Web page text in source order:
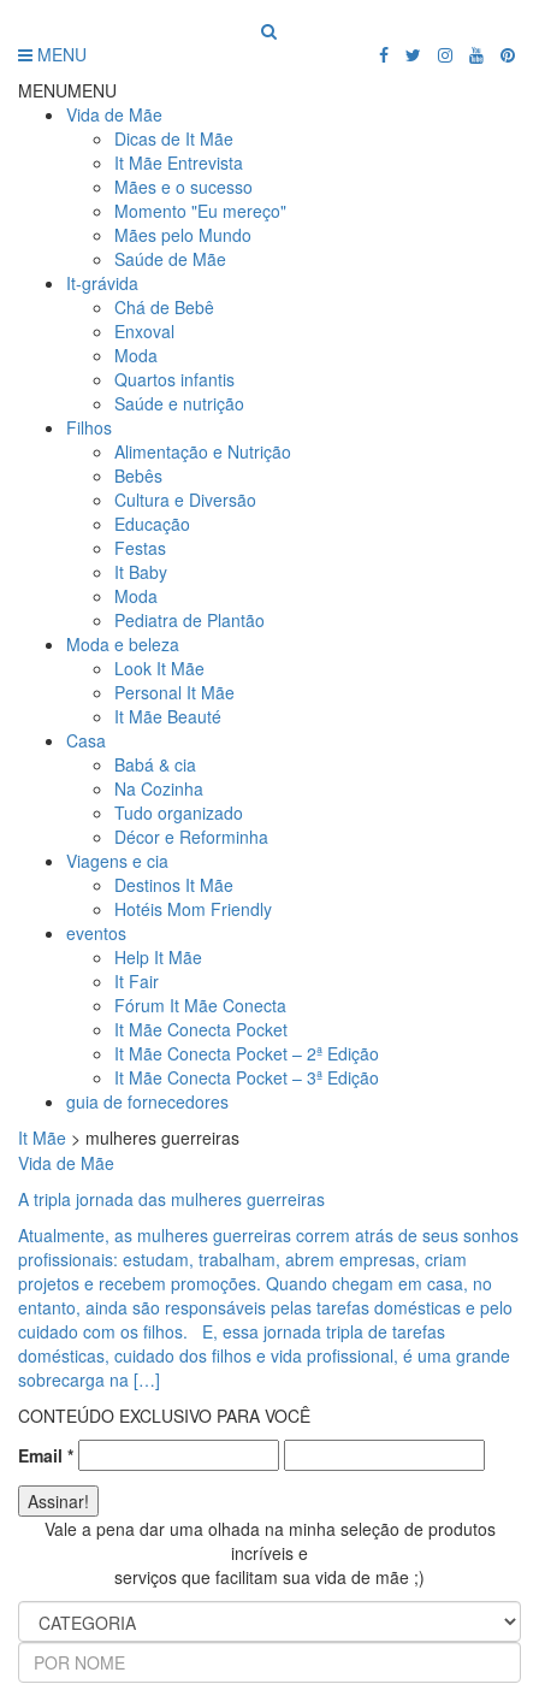
MENU
MENUMENU
Vida de Mãe
Dicas de It Mãe
It Mãe Entrevista
Mães e o sucesso
Momento "Eu mereço"
Mães pelo Mundo
Saúde de Mãe
It-grávida
Chá de Bebê
Enxoval
Moda
Quartos infantis
Saúde e nutrição
Filhos
Alimentação e Nutrição
Bebês
Cultura e Diversão
Educação
Festas
It Baby
Moda
Pediatra de Plantão
Moda e beleza
Look It Mãe
Personal It Mãe
It Mãe Beauté
Casa
Babá & cia
Na Cozinha
Tudo organizado
Décor e Reforminha
Viagens e cia
Destinos It Mãe
Hotéis Mom Friendly
eventos
Help It Mãe
It Fair
Fórum It Mãe Conecta
It Mãe Conecta Pocket
It Mãe Conecta Pocket – 2ª Edição
It Mãe Conecta Pocket – 3ª Edição
guia de fornecedores
It Mãe > mulheres guerreiras
Vida de Mãe
A tripla jornada das mulheres guerreiras
Atualmente, as mulheres guerreiras correm atrás de seus sonhos
profissionais: estudam, trabalham, abrem empresas, criam
projetos e recebem promoções. Quando chegam em casa, no
entanto, ainda são responsáveis pelas tarefas domésticas e pelo
cuidado com os filhos. E, essa jornada tripla de tarefas
domésticas, cuidado dos filhos e vida profissional, é uma grande
sobrecarga na […]
CONTEÚDO EXCLUSIVO PARA VOCÊ
Email *
Vale a pena dar uma olhada na minha seleção de produtos
incríveis e
serviços que facilitam sua vida de mãe ;)